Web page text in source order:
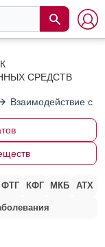
СРЕДСТВ
Взаимодействие с
ФТГ КФГ МКБ АТХ